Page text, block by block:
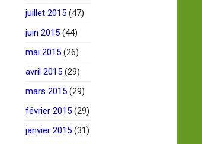
juillet 2015 (47)
juin 2015 (44)
mai 2015 (26)
avril 2015 (29)
mars 2015 (29)
février 2015 (29)
janvier 2015 (31)